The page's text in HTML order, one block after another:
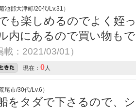
池郡大津町/20代/Lv.31）
も楽しめるのでよく姪
内にあるので買い物も
：2021/03/01）
現在： 0人
尾市/30代/Lv.6）
をタダで下さるので、